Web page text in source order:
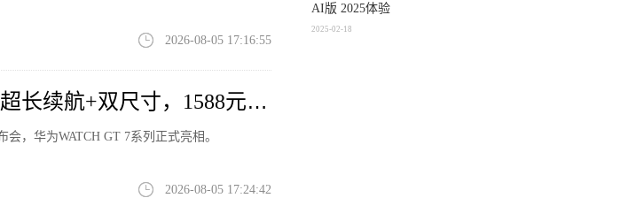
2026-08-05 17:16:55
长续航+双尺寸，1588元起
，华为WATCH GT 7系列正式亮相。
2026-08-05 17:24:42
AI版 2025体验
2025-02-18